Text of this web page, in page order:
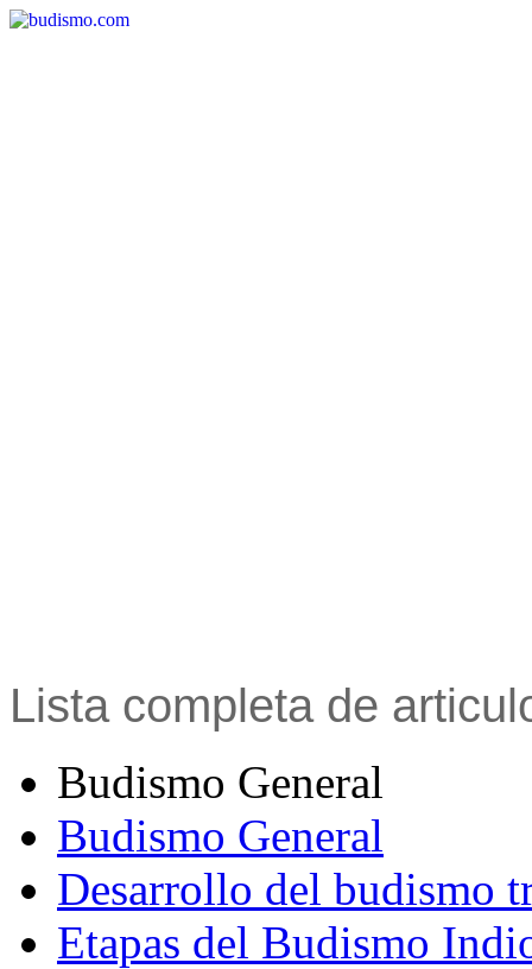
Lista completa de
Budismo General
Budismo General
Desarrollo del budismo
Etapas del Budismo